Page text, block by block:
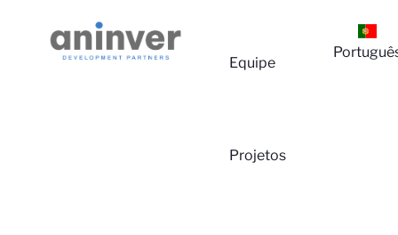
Equipe
Projetos
Sobre